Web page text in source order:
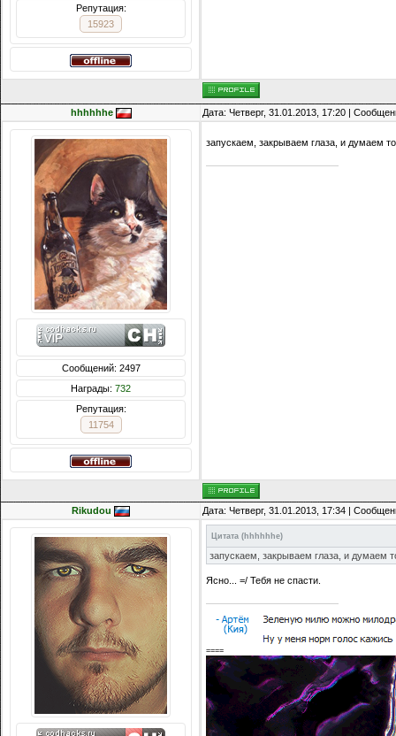
Репутация:
15923
hhhhhhe Дата: Четверг, 31.01.2013, 17:20 |
Сообщений: 2497
Награды: 732
Репутация:
11754
запускаем, закрываем глаза, и думаем
Rikudou Дата: Четверг, 31.01.2013, 17:34 |
Цитата ( hhhhhhe)
запускаем, закрываем глаза, и думаем
Ясно... =/ Тебя не спасти.
====